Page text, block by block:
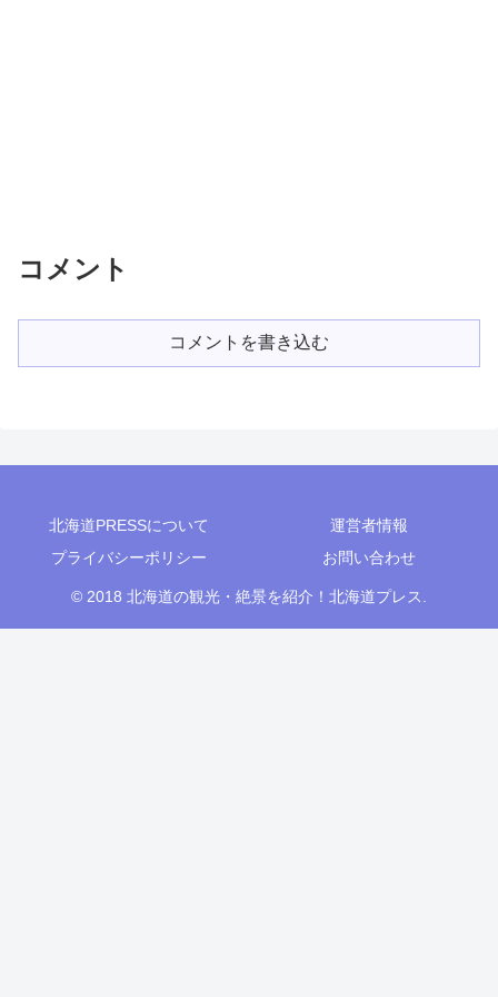
コメント
コメントを書き込む
北海道PRESSについて
運営者情報
プライバシーポリシー
お問い合わせ
© 2018 北海道の観光・絶景を紹介！北海道プレス.